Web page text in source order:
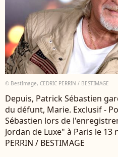
© BestImage, CEDRIC PERRIN / BESTIMAGE
Depuis, Patrick Sébastien
du défunt, Marie. Exclusif -
Sébastien lors de
Jordan de Luxe" à Paris le 13
PERRIN / BESTIMAGE